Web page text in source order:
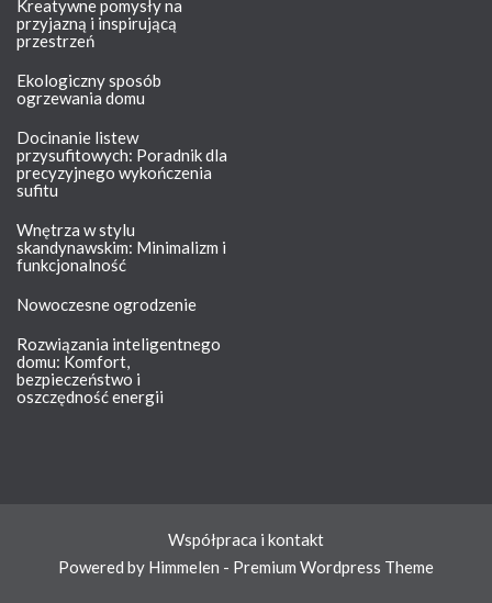
Kreatywne pomysły na
przyjazną i inspirującą
przestrzeń
Ekologiczny sposób
ogrzewania domu
Docinanie listew
przysufitowych: Poradnik dla
precyzyjnego wykończenia
sufitu
Wnętrza w stylu
skandynawskim: Minimalizm i
funkcjonalność
Nowoczesne ogrodzenie
Rozwiązania inteligentnego
domu: Komfort,
bezpieczeństwo i
oszczędność energii
Współpraca i kontakt
Powered by Himmelen - Premium Wordpress Theme